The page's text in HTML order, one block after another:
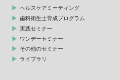
ヘルスケアミーティング
歯科衛生士育成プログラム
実践セミナー
ワンデーセミナー
その他のセミナー
ライブラリ